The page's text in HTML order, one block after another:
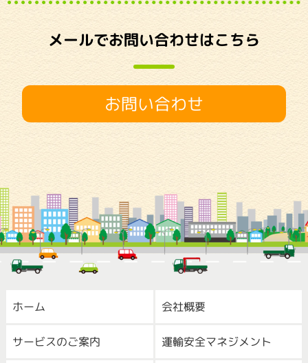
メールでお問い合わせはこちら
お問い合わせ
ホーム 会社概要
サービスのご案内 運輸安全マネジメント